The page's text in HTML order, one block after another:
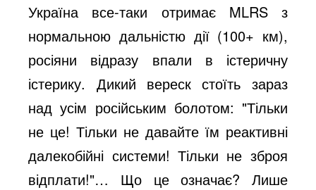
Україна все-таки отримає MLRS з
нормальною дальністю дії (100+ км),
росіяни відразу впали в істеричну
істерику. Дикий вереск стоїть зараз
над усім російським болотом: "Тільки
не це! Тільки не давайте їм реактивні
далекобійні системи! Тільки не зброя
відплати!"… Що це означає? Лише